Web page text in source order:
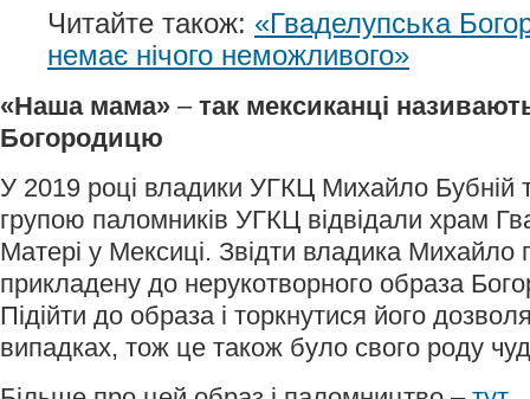
Читайте також: «Гваделупська
немає нічого неможливого»
«Наша мама» –так мексиканці
Богородицю
У 2019 році владики УГКЦ Михайло Бубній
групою паломників УГКЦ відвідали храм
Матері у Мексиці. Звідти владика Михайло
прикладену до нерукотворного образа
Підійти до образа і торкнутися його
випадках, тож це також було свого роду